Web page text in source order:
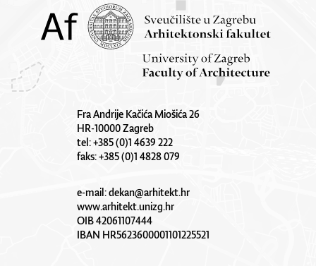
Fra Andrije Kačića Miošića 26
HR-10000 Zagreb
tel: +385 (0)1 4639 222
faks: +385 (0)1 4828 079
e-mail:dekan@arhitekt.hr
www.arhitekt.unizg.hr
OIB 42061107444
IBAN HR5623600001101225521